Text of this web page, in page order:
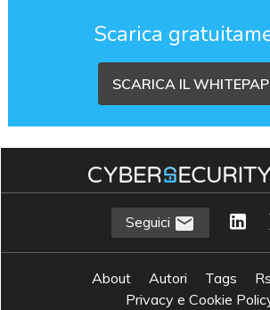
Scarica
SCARICA IL
Seguici
About Autori Tags
Privacy e Cookie